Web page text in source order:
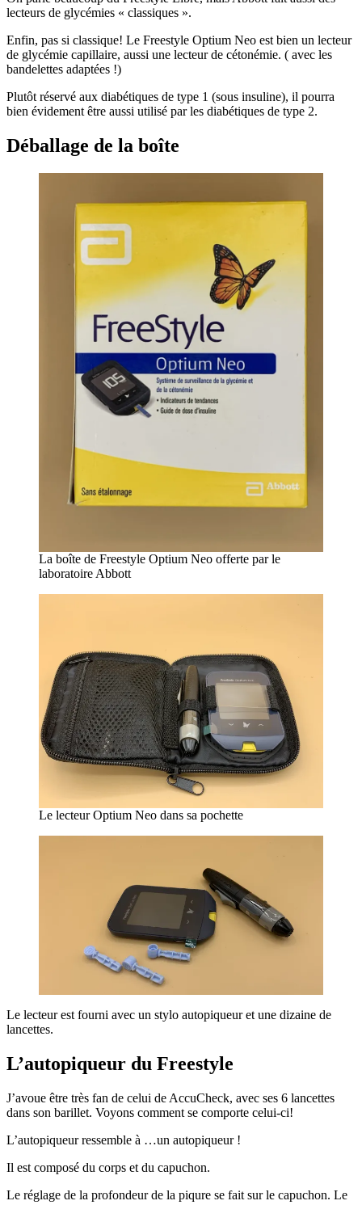
lecteurs de glycémies « classiques ».
Enfin, pas si classique! Le Freestyle Optium Neo est bien un lecteur
de glycémie capillaire, aussi une lecteur de cétonémie. ( avec les
bandelettes adaptées !)
Plutôt réservé aux diabétiques de type 1 (sous insuline), il pourra
bien évidement être aussi utilisé par les diabétiques de type 2.
Déballage de la boîte
La boîte de Freestyle Optium Neo offerte par le
laboratoire Abbott
Le lecteur Optium Neo dans sa pochette
Le lecteur est fourni avec un stylo autopiqueur et une dizaine de
lancettes.
L’autopiqueur du Freestyle
J’avoue être très fan de celui de AccuCheck, avec ses 6 lancettes
dans son barillet. Voyons comment se comporte celui-ci!
L’autopiqueur ressemble à …un autopiqueur !
Il est composé du corps et du capuchon.
Le réglage de la profondeur de la piqure se fait sur le capuchon. Le